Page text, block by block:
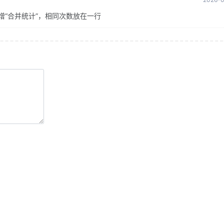
合并统计”，相同次数放在一行